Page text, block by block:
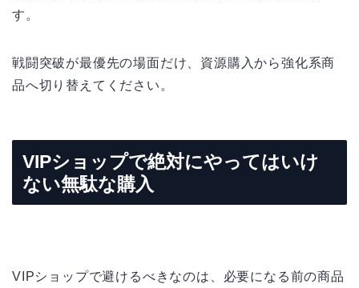
す。
戦闘突破が最優先の場面だけ、資源購入から強化系商
品へ切り替えてください。
VIPショップで絶対にやってはいけ
ない無駄な購入
VIPショップで避けるべきなのは、必要になる前の商品